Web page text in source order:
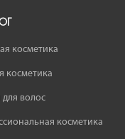
косметика
косметика
для волос
косметика